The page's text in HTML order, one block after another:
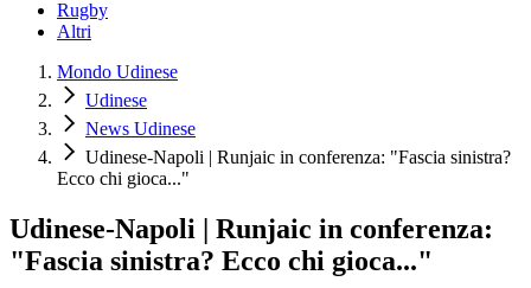
Rugby
Altri
Mondo Udinese
Udinese
News Udinese
Udinese-Napoli | Runjaic in conferenza: "Fascia sinistra?
Ecco chi gioca..."
Udinese-Napoli | Runjaic in conferenza:
"Fascia sinistra? Ecco chi gioca..."